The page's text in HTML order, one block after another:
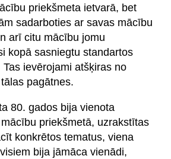
priekšmeta ietvarā, bet
sadarboties ar savas mācību
arī citu mācību jomu
kopā sasniegtu standartos
ievērojami atšķiras no
pagātnes.
80. gados bija vienota
priekšmetā, uzrakstītas
konkrētos tematus, viena
bija jāmāca vienādi,